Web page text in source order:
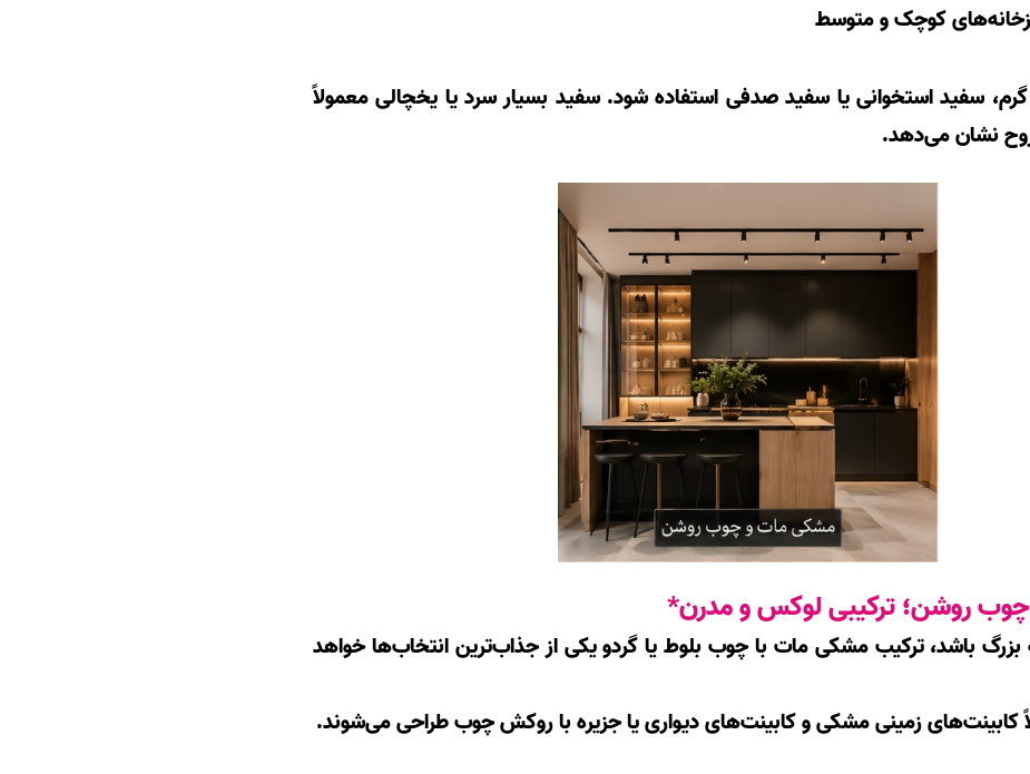
سفید استخوانی یا سفید صدفی استفاده شود. سفید بسیار سرد یا یخچالی معمولاً
نشان می‌دهد.
روشن؛ ترکیبی لوکس و مدرن*
بزرگ باشد، ترکیب مشکی مات با چوب بلوط یا گردو یکی از جذاب‌ترین انتخاب‌ها خواهد
کابینت‌های زمینی مشکی و کابینت‌های دیواری یا جزیره با روکش چوب طراحی می‌شوند.